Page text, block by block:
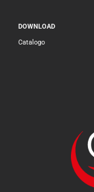
DOWNLOAD
Catalogo